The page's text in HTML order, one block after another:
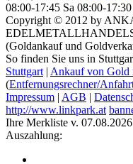
08:00-17:45 Sa 08:00-17:30
Copyright © 2012 by
(Goldankauf und
So finden Sie uns in
Stuttgart | Ankauf von Gold
(Entfernungsrechner/
Impressum | AGB |
http://www.linkpark.at
Ihre Merkliste v. 07.08.2026
Auszahlung: